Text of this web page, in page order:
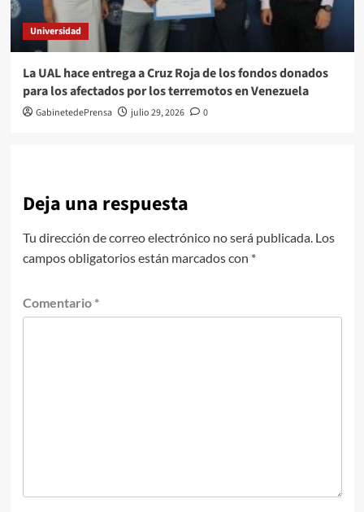
Universidad
La UAL hace entrega a Cruz Roja de los fondos donados
para los afectados por los terremotos en Venezuela
GabinetedePrensa julio 29, 2026 0
Deja una respuesta
Tu dirección de correo electrónico no será publicada. Los
campos obligatorios están marcados con *
Comentario *